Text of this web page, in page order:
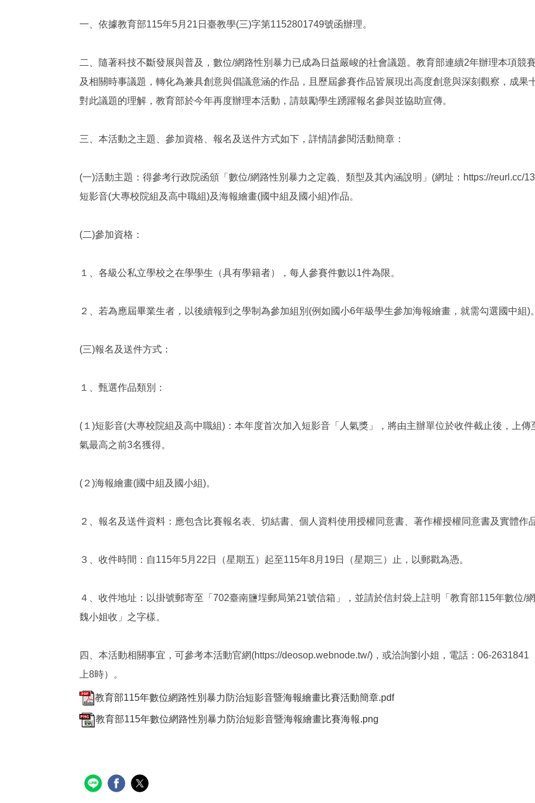
一、依據教育部115年5月21日臺教學(三)字第1152801749號函辦理。
二、隨著科技不斷發展與普及，數位/網路性別暴力已成為日益嚴峻的社會議題。教育部連續2年辦理本項競
及相關時事議題，轉化為兼具創意與倡議意涵的作品，且歷屆參賽作品皆展現出高度創意與深刻觀察，成果
對此議題的理解，教育部於今年再度辦理本活動，請鼓勵學生踴躍報名參與並協助宣傳。
三、本活動之主題、參加資格、報名及送件方式如下，詳情請參閱活動簡章：
(一)活動主題：得參考行政院函頒「數位/網路性別暴力之定義、類型及其內涵說明」(網址：https://reurl.cc/
短影音(大專校院組及高中職組)及海報繪畫(國中組及國小組)作品。
(二)參加資格：
１、各級公私立學校之在學學生（具有學籍者），每人參賽件數以1件為限。
２、若為應屆畢業生者，以後續報到之學制為參加組別(例如國小6年級學生參加海報繪畫，就需勾選國中組)
(三)報名及送件方式：
１、甄選作品類別：
(１)短影音(大專校院組及高中職組)：本年度首次加入短影音「人氣獎」，將由主辦單位於收件截止後，上
氣最高之前3名獲得。
(２)海報繪畫(國中組及國小組)。
２、報名及送件資料：應包含比賽報名表、切結書、個人資料使用授權同意書、著作權授權同意書及實體作
３、收件時間：自115年5月22日（星期五）起至115年8月19日（星期三）止，以郵戳為憑。
４、收件地址：以掛號郵寄至「702臺南鹽埕郵局第21號信箱」，並請於信封袋上註明「教育部115年數位
魏小姐收」之字樣。
四、本活動相關事宜，可參考本活動官網(https://deosop.webnode.tw/)，或洽詢劉小姐，電話：06-
上8時）。
教育部115年數位網路性別暴力防治短影音暨海報繪畫比賽活動簡章.pdf
教育部115年數位網路性別暴力防治短影音暨海報繪畫比賽海報.png